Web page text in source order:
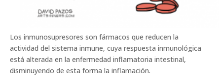
Los inmunosupresores son fármacos que reducen la
actividad del sistema inmune, cuya respuesta inmunológica
está alterada en la enfermedad inflamatoria intestinal,
disminuyendo de esta forma la inflamación.